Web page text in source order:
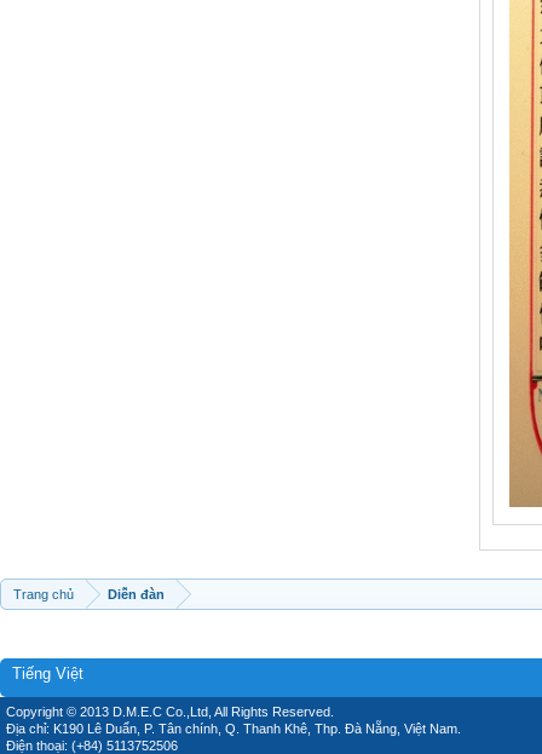
Trang chủ Diễn đàn
Tiếng Việt
Copyright © 2013 D.M.E.C Co.,Ltd, All Rights Reserved.
Địa chỉ: K190 Lê Duẩn, P. Tân chính, Q. Thanh Khê, Thp. Đà Nẵng, Việt Nam.
Điện thoại: (+84) 5113752506